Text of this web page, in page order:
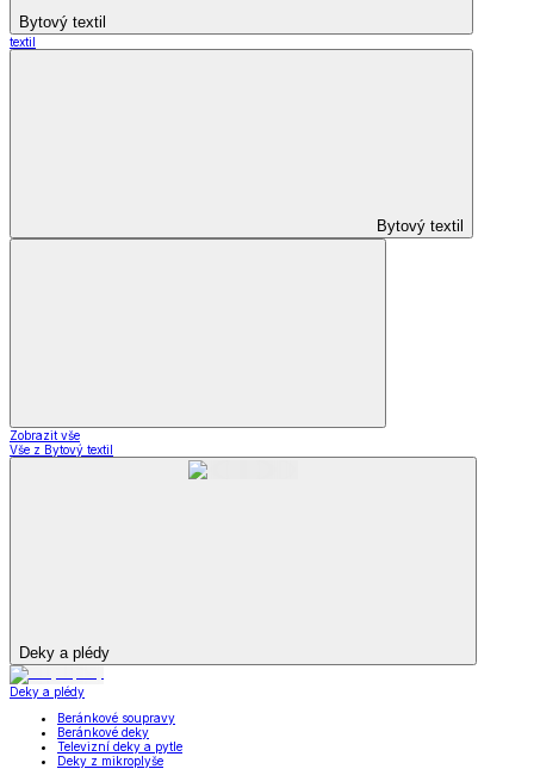
Bytový textil
textil
Bytový textil
Zobrazit vše
Vše z Bytový textil
Deky a plédy
Deky a plédy
Beránkové soupravy
Beránkové deky
Televizní deky a pytle
Deky z mikroplyše